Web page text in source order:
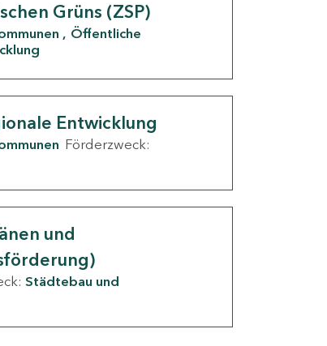
Grüns (ZSP)
Öffentliche
Entwicklung
Förderzweck:
und
Städtebau und